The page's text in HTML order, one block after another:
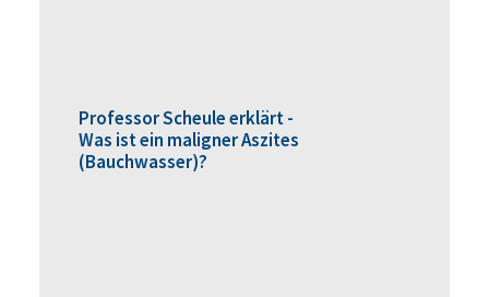
Professor Scheule erklärt -
Was ist ein maligner Aszites
(Bauchwasser)?